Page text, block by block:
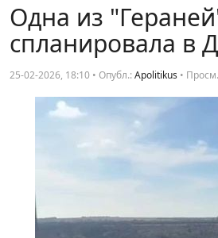
Одна из
спланировала в
25-02-2026, 18:10 • Опубл.:Apolitikus •